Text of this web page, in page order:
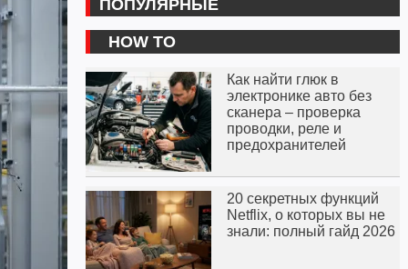
ПОПУЛЯРНЫЕ
HOW TO
Как найти глюк в
электронике авто без
сканера – проверка
проводки, реле и
предохранителей
20 секретных функций
Netflix, о которых вы не
знали: полный гайд 2026